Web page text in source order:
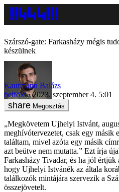
Szárszó-gate: Farkasházy mégis
készülnek
Kaufmann Balázs
belföld
2023. szeptember 4. 5:01
Megosztás
„Megkövetem Ujhelyi Istvánt,
meghívótervezetet, csak egy másik
találtam, mivel azóta egy másik
azt beütve nem mutatta.” Ezt írja
Farkasházy Tivadar, és ha jól
hogy Ujhelyi Istvánék az általa
találkozók mintájára szervezik a
összejövetelt.